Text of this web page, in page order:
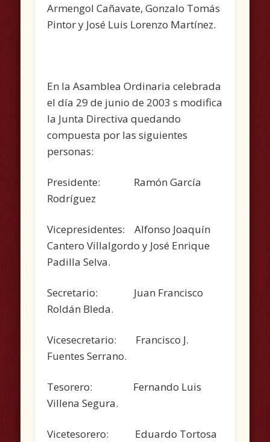
Armengol Cañavate, Gonzalo Tomás
Pintor y José Luis Lorenzo Martínez.
En la Asamblea Ordinaria celebrada
el día 29 de junio de 2003 s modifica
la Junta Directiva quedando
compuesta por las siguientes
personas:
Presidente: Ramón García
Rodríguez
Vicepresidentes: Alfonso Joaquín
Cantero Villalgordo y José Enrique
Padilla Selva.
Secretario: Juan Francisco
Roldán Bleda.
Vicesecretario: Francisco J.
Fuentes Serrano.
Tesorero: Fernando Luis
Villena Segura.
Vicetesorero: Eduardo Tortosa